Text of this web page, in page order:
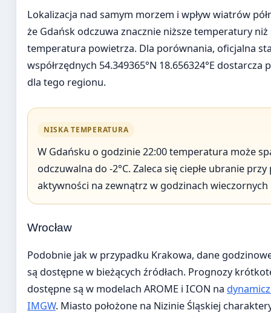
Lokalizacja nad samym morzem i wpływ wiatrów
że Gdańsk odczuwa znacznie niższe temperatury niż
temperatura powietrza. Dla porównania, oficjalna
współrzędnych 54.349365°N 18.656324°E dostarcza
dla tego regionu.
NISKA TEMPERATURA
W Gdańsku o godzinie 22:00 temperatura może
odczuwalna do -2°C. Zaleca się ciepłe ubranie
aktywności na zewnątrz w godzinach wieczornych
Wrocław
Podobnie jak w przypadku Krakowa, dane
są dostępne w bieżących źródłach. Prognozy
dostępne są w modelach AROME i ICON na
IMGW. Miasto położone na Nizinie Śląskiej